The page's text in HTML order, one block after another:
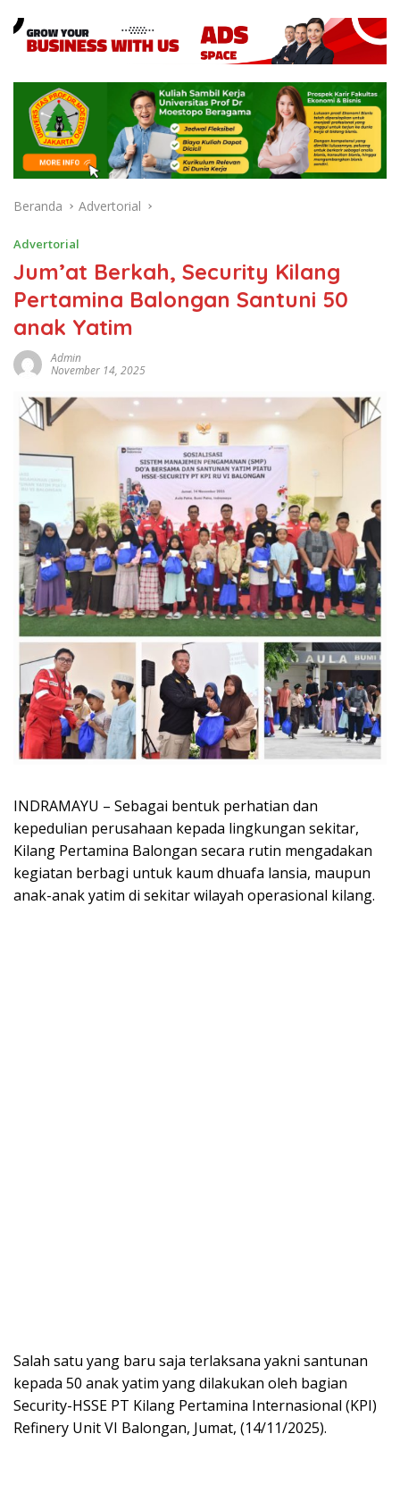
Beranda Advertorial
Advertorial
Jum’at Berkah, Security Kilang
Pertamina Balongan Santuni 50
anak Yatim
Admin
November 14, 2025
INDRAMAYU – Sebagai bentuk perhatian dan
kepedulian perusahaan kepada lingkungan sekitar,
Kilang Pertamina Balongan secara rutin mengadakan
kegiatan berbagi untuk kaum dhuafa lansia, maupun
anak-anak yatim di sekitar wilayah operasional kilang.
Salah satu yang baru saja terlaksana yakni santunan
kepada 50 anak yatim yang dilakukan oleh bagian
Security-HSSE PT Kilang Pertamina Internasional (KPI)
Refinery Unit VI Balongan, Jumat, (14/11/2025).